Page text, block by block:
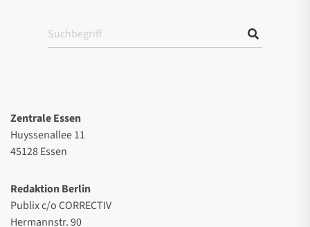
Zentrale Essen
Huyssenallee 11
45128 Essen
Redaktion Berlin
Publix c/o CORRECTIV
Hermannstr. 90